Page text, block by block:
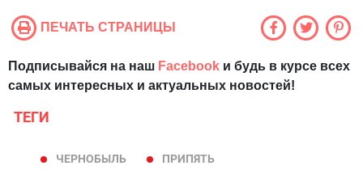
ПЕЧАТЬ СТРАНИЦЫ
Подписывайся на наш Facebook и будь в курсе всех
самых интересных и актуальных новостей!
ТЕГИ
ЧЕРНОБЫЛЬ
ПРИПЯТЬ